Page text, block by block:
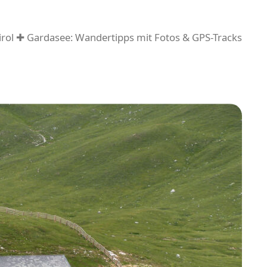
✚ Gardasee: Wandertipps mit Fotos & GPS-Tracks